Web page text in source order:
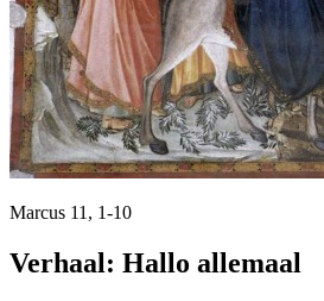
Marcus 11, 1-10
Verhaal: Hallo allemaal